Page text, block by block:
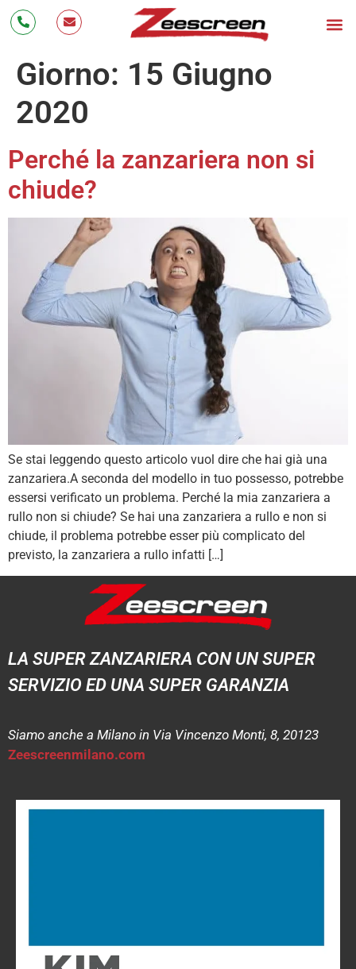
Giorno: 15 Giugno
2020
Perché la zanzariera non si
chiude?
Se stai leggendo questo articolo vuol dire che hai già una
zanzariera.A seconda del modello in tuo possesso, potrebbe
essersi verificato un problema. Perché la mia zanzariera a
rullo non si chiude? Se hai una zanzariera a rullo e non si
chiude, il problema potrebbe esser più complicato del
previsto, la zanzariera a rullo infatti […]
LA SUPER ZANZARIERA CON UN SUPER
SERVIZIO ED UNA SUPER GARANZIA
Siamo anche a Milano in Via Vincenzo Monti, 8, 20123
Zeescreenmilano.com